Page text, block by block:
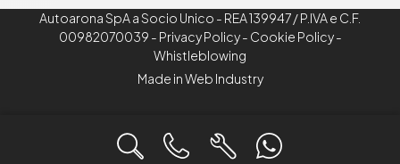
Autoarona SpA a Socio Unico - REA 139947 / P.IVA e C.F.
00982070039 - Privacy Policy- Cookie Policy-
Whistleblowing
Made in Web Industry